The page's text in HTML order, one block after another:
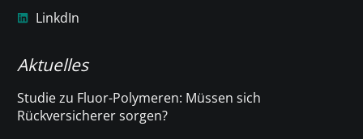
LinkdIn
Aktuelles
Studie zu Fluor-Polymeren: Müssen sich
Rückversicherer sorgen?